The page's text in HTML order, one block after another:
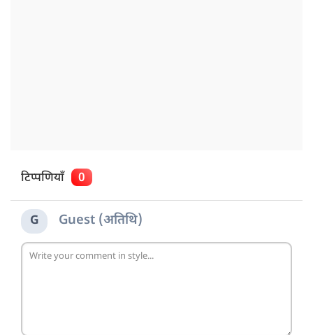
टिप्पणियाँ 0
G Guest (अतिथि)